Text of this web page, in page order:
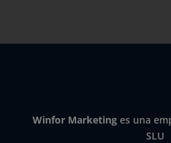
Winfor Marketinges una
SLU